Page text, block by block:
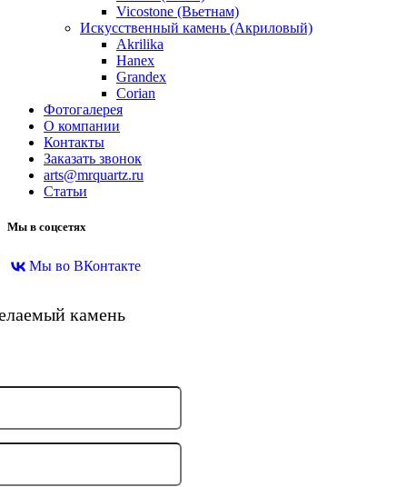
Vicostone (Вьетнам)
Искусственный камень (Акриловый)
Akrilika
Hanex
Grandex
Corian
Фотогалерея
О компании
Контакты
Заказать звонок
arts@mrquartz.ru
Статьи
Мы в соцсетях
Мы во ВКонтакте
камень